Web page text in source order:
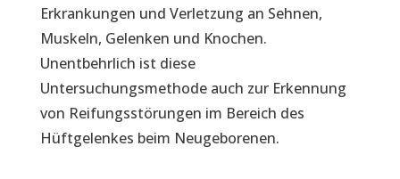
Erkrankungen und Verletzung an Sehnen,
Muskeln, Gelenken und Knochen.
Unentbehrlich ist diese
Untersuchungsmethode auch zur Erkennung
von Reifungsstörungen im Bereich des
Hüftgelenkes beim Neugeborenen.